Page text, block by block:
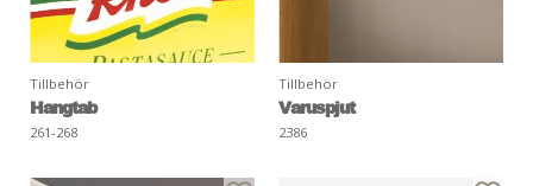
Tillbehör
Hangtab
261-268
Tillbehör
Varuspjut
2386